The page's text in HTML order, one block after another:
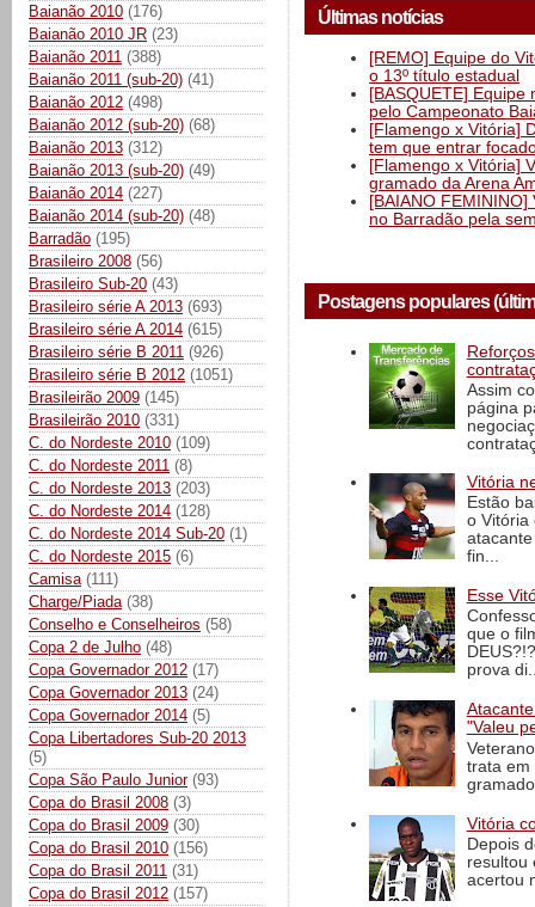
Baianão 2010 (176)
Baianão 2010 JR (23)
Baianão 2011 (388)
Baianão 2011 (sub-20) (41)
Baianão 2012 (498)
Baianão 2012 (sub-20) (68)
Baianão 2013 (312)
Baianão 2013 (sub-20) (49)
Baianão 2014 (227)
Baianão 2014 (sub-20) (48)
Barradão (195)
Brasileiro 2008 (56)
Brasileiro Sub-20 (43)
Brasileiro série A 2013 (693)
Brasileiro série A 2014 (615)
Brasileiro série B 2011 (926)
Brasileiro série B 2012 (1051)
Brasileirão 2009 (145)
Brasileirão 2010 (331)
C. do Nordeste 2010 (109)
C. do Nordeste 2011 (8)
C. do Nordeste 2013 (203)
C. do Nordeste 2014 (128)
C. do Nordeste 2014 Sub-20 (1)
C. do Nordeste 2015 (6)
Camisa (111)
Charge/Piada (38)
Conselho e Conselheiros (58)
Copa 2 de Julho (48)
Copa Governador 2012 (17)
Copa Governador 2013 (24)
Copa Governador 2014 (5)
Copa Libertadores Sub-20 2013
(5)
Copa São Paulo Junior (93)
Copa do Brasil 2008 (3)
Copa do Brasil 2009 (30)
Copa do Brasil 2010 (156)
Copa do Brasil 2011 (31)
Copa do Brasil 2012 (157)
Últimas notícias
[REMO] Equipe do
o 13º título estadual
[BASQUETE]
pelo Campeonato
[Flamengo x Vitória]
tem que entrar
[Flamengo x Vitória]
gramado da Arena
[BAIANO
no Barradão pela
Postagens populares
Assim
página
Vitória
Estão
o Vitória
fin...
Esse
que o
prova
"Valeu
trata em
Vitória
Depois
resultou
acertou